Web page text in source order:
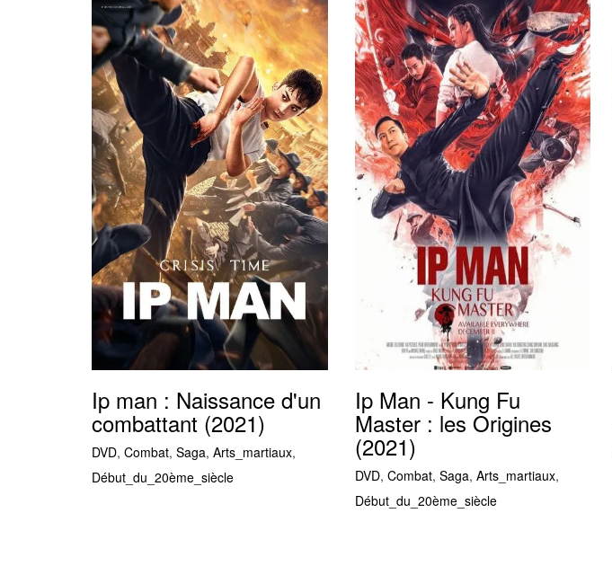
Ip man : Naissance d'un
combattant (2021)
DVD, Combat, Saga, Arts_martiaux,
Début_du_20ème_siècle
Ip Man - Kung Fu
Master : les Origines
(2021)
DVD, Combat, Saga, Arts_martiaux,
Début_du_20ème_siècle